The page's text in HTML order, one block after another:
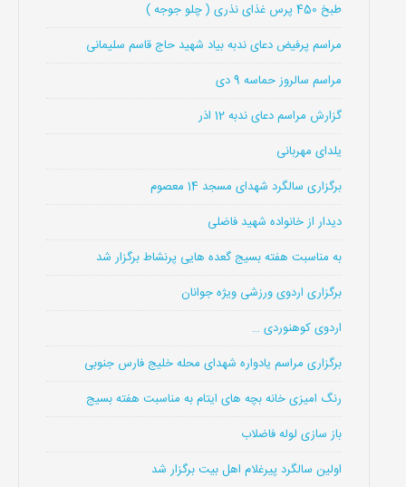
طبخ 450 پرس غذای نذری ( چلو جوجه )
مراسم پرفیض دعای ندبه بیاد شهید حاج قاسم سلیمانی
مراسم سالروز حماسه 9 دی
گزارش مراسم دعای ندبه 12 اذر
یلدای مهربانی
برگزاری سالگرد شهدای مسجد 14 معصوم
دیدار از خانواده شهید فاضلی
به مناسبت هفته بسیج گعده هایی پرنشاط برگزار شد
برگزاری اردوی ورزشی ویژه جوانان
اردوی کوهنوردی …
برگزاری مراسم یادواره شهدای محله خلیج فارس جنوبی
رنگ امیزی خانه بچه های ایتام به مناسبت هفته بسیج
باز سازی لوله فاضلاب
اولین سالگرد پیرغلام اهل بیت برگزار شد